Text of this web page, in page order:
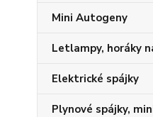
Mini Autogeny
Letlampy, horáky
Elektrické spájky
Plynové spájky,